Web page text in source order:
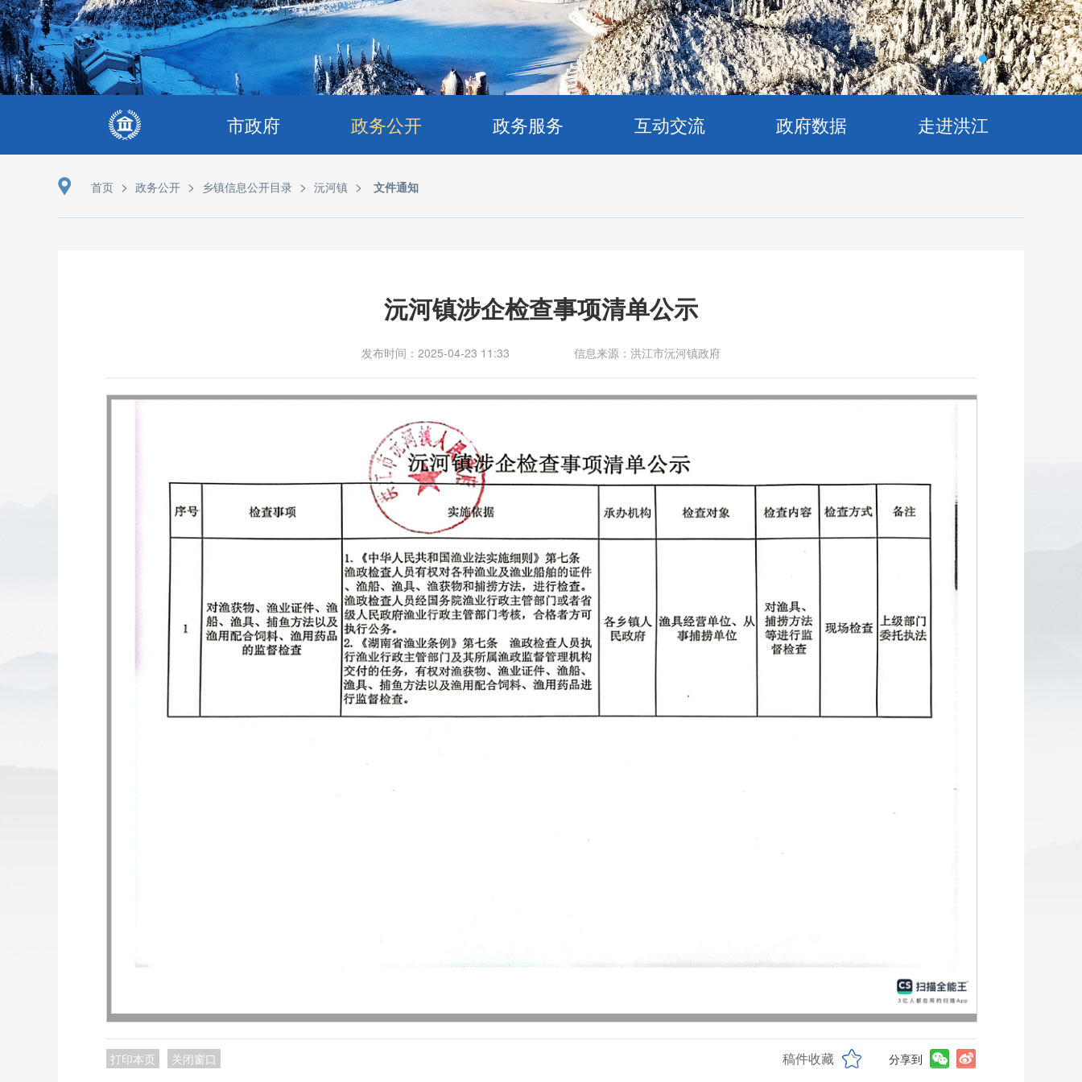
市政府 政务公开 政务服务 互动交流 政府数据 走进洪江
首页 > 政务公开 > 乡镇信息公开目录 > 沅河镇 > 文件通知
沅河镇涉企检查事项清单公示
发布时间：2025-04-23 11:33 信息来源：洪江市沅河镇政府
打印本页 关闭窗口 稿件收藏 分享到